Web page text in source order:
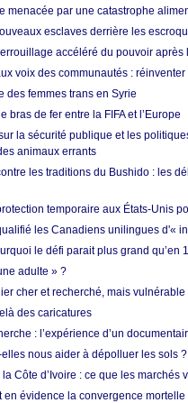
menacée par une catastrophe
esclaves derrière les
accéléré du pouvoir après
voix des communautés :
des femmes trans en Syrie
bras de fer entre la FIFA et l’Europe
la sécurité publique et les
animaux errants
les traditions du Bushido : les
temporaire aux États-Unis
les Canadiens unilingues d'«
le défi parait plus grand qu’en
adulte » ?
cher et recherché, mais
des caricatures
: l’expérience d’un
nous aider à dépolluer les sols ?
Côte d’Ivoire : ce que les marchés
en évidence la convergence